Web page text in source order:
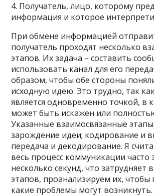
4. Получатель, лицо, которому
информация и которое
При обмене информацией
получатель проходят несколько
этапов. Их задача – составить
использовать канал для его
образом, чтобы обе стороны
исходную идею. Это трудно, так
является одновременно точкой, в
может быть искажен или
Указанные взаимосвязанные
зарождение идеи; кодирование и
передача и декодирование. Я
весь процесс коммуникации часто
несколько секунд, что затрудняет
этапов, проанализируем их, чтобы
какие проблемы могут возникнуть.